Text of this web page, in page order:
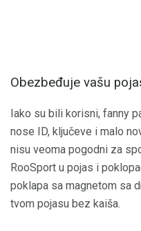
Obezbeđuje vašu
Iako su bili korisni, fanny
nose ID, ključeve i malo
nisu veoma pogodni za
RooSport u pojas i
poklapa sa magnetom sa
tvom pojasu bez kaiša.